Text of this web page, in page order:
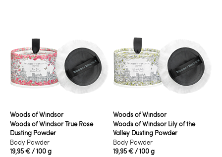
Woods of Windsor
Woods of Windsor True Rose
Dusting Powder
Body Powder
19,95 €/ 100 g
Woods of Windsor
Woods of Windsor Lily of the
Valley Dusting Powder
Body Powder
19,95 €/ 100 g